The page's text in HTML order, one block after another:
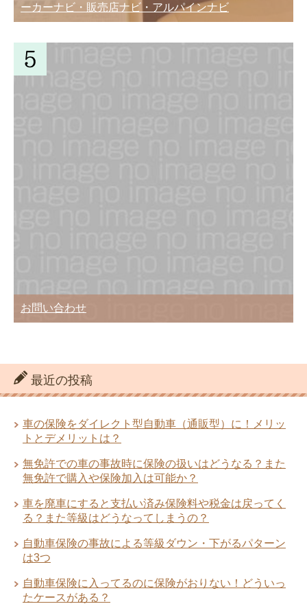
ーカーナビ・販売店ナビ・アルパインナビ
お問い合わせ
最近の投稿
車の保険をダイレクト型自動車（通販型）に！メリッ
トとデメリットは？
無免許での車の事故時に保険の扱いはどうなる？また
無免許で購入や保険加入は可能か？
車を廃車にすると支払い済み保険料や税金は戻ってく
る？また等級はどうなってしまうの？
自動車保険の事故による等級ダウン・下がるパターン
は3つ
自動車保険に入ってるのに保険がおりない！どういっ
たケースがある？